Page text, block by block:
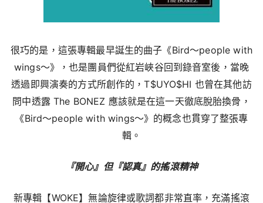
很巧的是，這張專輯最早誕生的曲子《Bird〜people with
wings〜》，也是團員們從紅岩峽谷回到錄音室後，當晚
透過即興演奏的方式所創作的，T$UYO$HI 也曾在其他訪
問中透露 The BONEZ 應該就是在這一天徹底脫胎換骨，
《Bird〜people with wings〜》的概念也貫穿了整張專
輯。
『開心』但『認真』的搖滾精神
新專輯【WOKE】無論旋律或歌詞都非常直率，充滿搖滾